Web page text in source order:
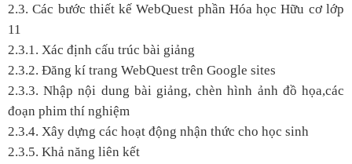
2.3. Các bước thiết kế WebQuest phần Hóa học Hữu cơ lớp
11
2.3.1. Xác định cấu trúc bài giảng
2.3.2. Đăng kí trang WebQuest trên Google sites
2.3.3. Nhập nội dung bài giảng, chèn hình ảnh đồ họa,các
đoạn phim thí nghiệm
2.3.4. Xây dựng các hoạt động nhận thức cho học sinh
2.3.5. Khả năng liên kết